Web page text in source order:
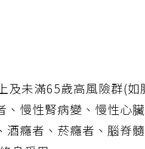
及未滿65歲高風險群(
慢性腎病變、慢性心
酒癮者、菸癮者、腦脊